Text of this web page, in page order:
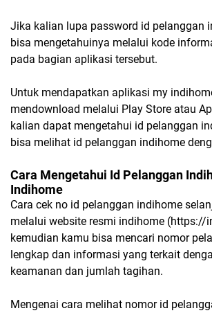
Jika kalian lupa password id pelanggan
bisa mengetahuinya melalui kode
pada bagian aplikasi tersebut.
Untuk mendapatkan aplikasi my
mendownload melalui Play Store atau
kalian dapat mengetahui id pelanggan
bisa melihat id pelanggan indihome
Cara Mengetahui Id Pelanggan
Indihome
Cara cek no id pelanggan indihome
melalui website resmi indihome (https://
kemudian kamu bisa mencari nomor
lengkap dan informasi yang terkait
keamanan dan jumlah tagihan.
Mengenai cara melihat nomor id